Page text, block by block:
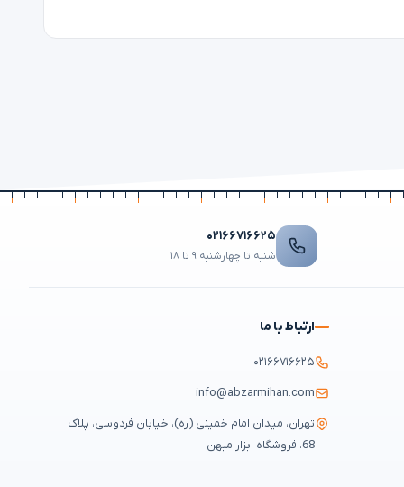
۰۲۱۶۶۷۱۶۶۲۵
شنبه تا چهارشنبه ۹ تا ۱۸
ارتباط با ما
۰۲۱۶۶۷۱۶۶۲۵
info@abzarmihan.com
تهران، میدان امام خمینی (ره)، خیابان فردوسی، پلاک
68، فروشگاه ابزار میهن